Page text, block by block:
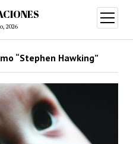
2026
abrir
menú
“Stephen Hawking”